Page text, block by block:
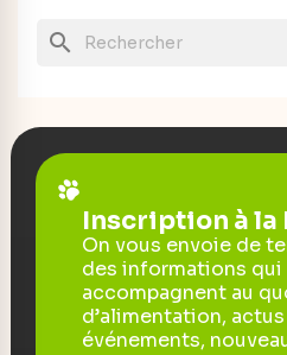
search
Inscription à
On vous envoie de
des informations qui
accompagnent au
d’alimentation,
événements,